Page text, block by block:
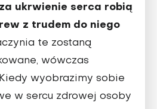
ukrwienie serca robią
z trudem do niego
te zostaną
wówczas
wyobrazimy sobie
w sercu zdrowej osoby